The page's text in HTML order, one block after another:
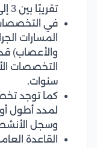
تقريبًا بين 3 إلى 5 سنوات بحسب التخصص.
في
المسارات
سنوات.
كما توجد
لمدد أطول
وسجل
القاعدة